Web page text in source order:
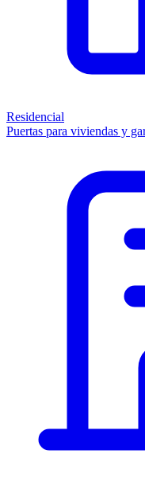
Residencial
Puertas para viviendas y